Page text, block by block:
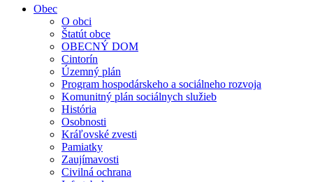
Obec
O obci
Štatút obce
OBECNÝ DOM
Cintorín
Územný plán
Program hospodárskeho a sociálneho rozvoja
Komunitný plán sociálnych služieb
História
Osobnosti
Kráľovské zvesti
Pamiatky
Zaujímavosti
Civilná ochrana